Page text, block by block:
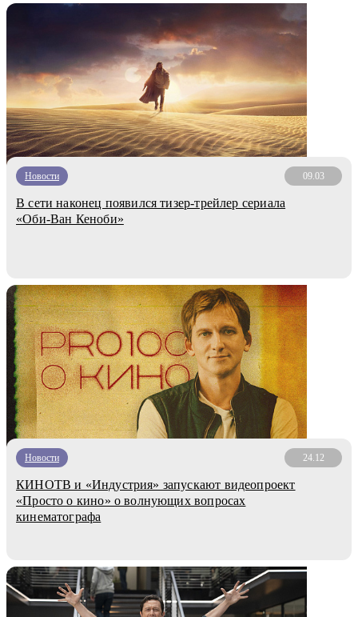
Новости 09.03
В сети наконец появился тизер-трейлер сериала
«Оби-Ван Кеноби»
Новости 24.12
КИНОТВ и «Индустрия» запускают видеопроект
«Просто о кино» о волнующих вопросах
кинематографа